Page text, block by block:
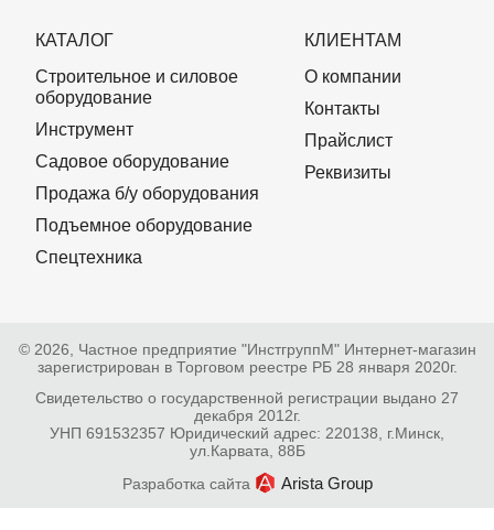
КАТАЛОГ
Строительное и силовое
оборудование
Инструмент
Садовое оборудование
Продажа б/у оборудования
Подъемное оборудование
Спецтехника
КЛИЕНТАМ
О компании
Контакты
Прайслист
Реквизиты
© 2026, Частное предприятие "ИнстгруппМ" Интернет-магазин
зарегистрирован в Торговом реестре РБ 28 января 2020г.
Свидетельство о государственной регистрации выдано 27
декабря 2012г.
УНП 691532357 Юридический адрес: 220138, г.Минск,
ул.Карвата, 88Б
Разработка сайта
Arista Group